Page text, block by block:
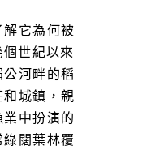
它為何被
世紀以來
河畔的稻
城鎮，親
中扮演的
闊葉林覆